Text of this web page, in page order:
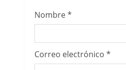
Nombre*
Correo electrónico *